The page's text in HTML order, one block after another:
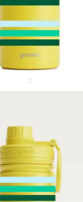
+ Ebook -
a partir de R$129,90!